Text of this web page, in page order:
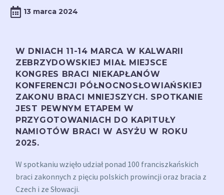
13 marca 2024
W DNIACH 11-14 MARCA W KALWARII
ZEBRZYDOWSKIEJ MIAŁ MIEJSCE
KONGRES BRACI NIEKAPŁANÓW
KONFERENCJI PÓŁNOCNOSŁOWIAŃSKIEJ
ZAKONU BRACI MNIEJSZYCH. SPOTKANIE
JEST PEWNYM ETAPEM W
PRZYGOTOWANIACH DO KAPITUŁY
NAMIOTÓW BRACI W ASYŻU W ROKU
2025.
W spotkaniu wzięło udział ponad 100 franciszkańskich
braci zakonnych z pięciu polskich prowincji oraz bracia z
Czech i ze Słowacji.